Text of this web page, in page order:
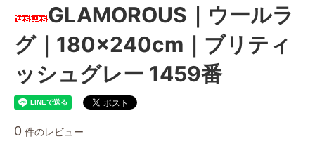
GLAMOROUS｜ウールラ
グ｜180×240cm｜ブリティ
ッシュグレー 1459番
0 件のレビュー